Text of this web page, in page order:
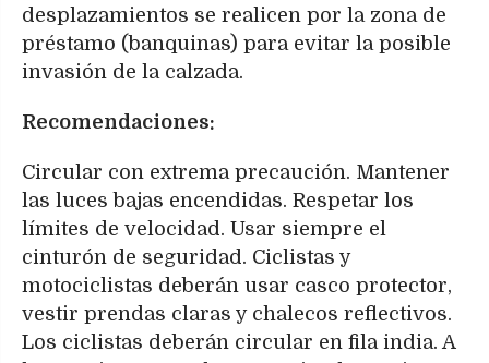
desplazamientos se realicen por la zona de
préstamo (banquinas) para evitar la posible
invasión de la calzada.
Recomendaciones:
Circular con extrema precaución. Mantener
las luces bajas encendidas. Respetar los
límites de velocidad. Usar siempre el
cinturón de seguridad. Ciclistas y
motociclistas deberán usar casco protector,
vestir prendas claras y chalecos reflectivos.
Los ciclistas deberán circular en fila india. A